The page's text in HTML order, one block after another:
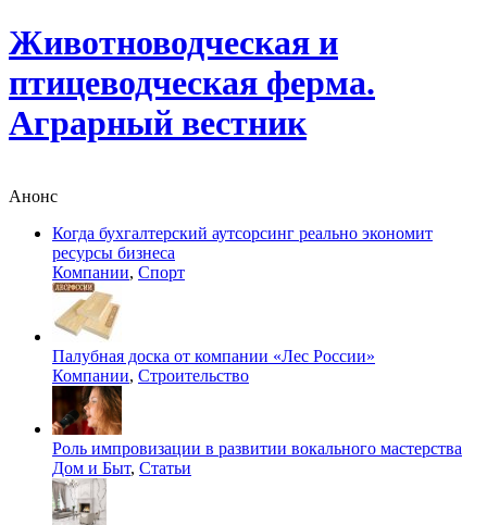
Животноводческая и
птицеводческая ферма.
Аграрный вестник
Анонс
Когда бухгалтерский аутсорсинг реально экономит
ресурсы бизнеса
Компании, Спорт
Палубная доска от компании «Лес России»
Компании, Строительство
Роль импровизации в развитии вокального мастерства
Дом и Быт, Статьи